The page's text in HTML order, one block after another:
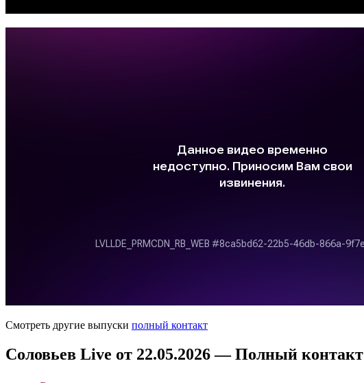
Смотреть другие выпуски полный контакт
Соловьев Live от 22.05.2026 — Полный контакт